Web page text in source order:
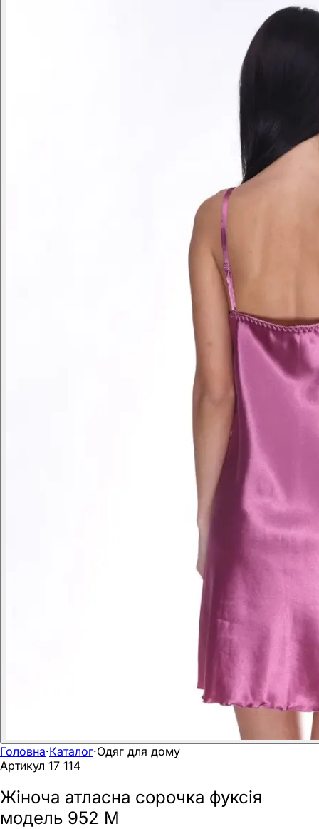
Головна·Каталог·Одяг для дому
Артикул 17 114
Жіноча атласна сорочка фуксія
модель 952 M